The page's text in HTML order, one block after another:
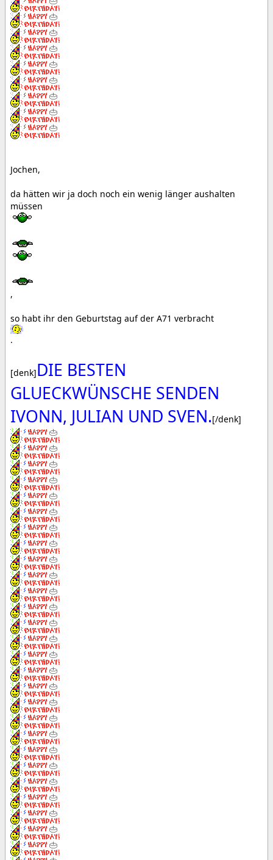
Jochen,
da hätten wir ja doch noch ein wenig länger aushalten
müssen
,
so habt ihr den Geburtstag auf der A71 verbracht
.
[denk]DIE BESTEN
GLUECKWÜNSCHE SENDEN
IVONN, JULIAN UND SVEN.[/denk]